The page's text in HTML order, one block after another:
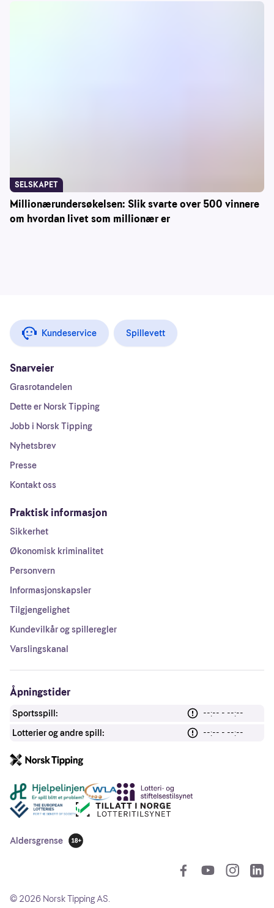
Millionærundersøkelsen: Slik svarte over 500 vinnere
om hvordan livet som millionær er
SELSKAPET
Kundeservice Spillevett
Snarveier
Grasrotandelen
Dette er Norsk Tipping
Jobb i Norsk Tipping
Nyhetsbrev
Presse
Kontakt oss
Praktisk informasjon
Sikkerhet
Økonomisk kriminalitet
Personvern
Informasjonskapsler
Tilgjengelighet
Kundevilkår og spilleregler
Varslingskanal
Åpningstider
Sportsspill:
--:-- - --:--
Lotterier og andre spill:
--:-- - --:--
Andre lenker
Aldersgrense
18 år
© 2026 Norsk Tipping AS.